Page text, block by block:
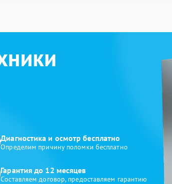
Диагностика и осмотр бесплатно
Определим причину поломки бесплатно
Гарантия до 12 месяцев
Составляем договор, предоставляем гарантию